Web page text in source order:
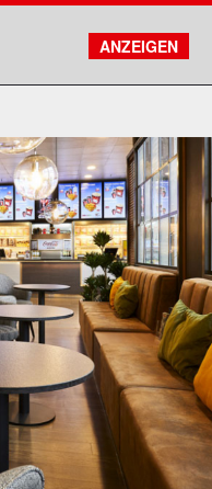
FILMSUCHE
KONTO
ANZEIGEN